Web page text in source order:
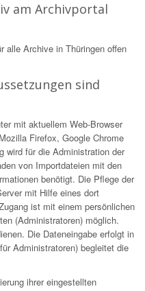
am Archivportal
alle Archive in Thüringen offen
sind
mit aktuellem Web-Browser
Firefox, Google Chrome
wird für die Administration der
von Importdateien mit den
benötigt. Die Pflege der
mit Hilfe eines dort
ist mit einem persönlichen
(Administratoren) möglich.
Die Dateneingabe erfolgt in
Administratoren) begleitet die
ihrer eingestellten